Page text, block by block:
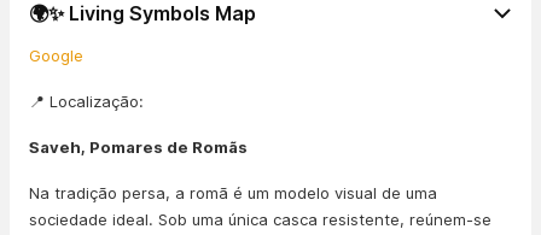
🌍✨ Living Symbols Map
Google
📍 Localização:
Saveh, Pomares de Romãs
Na tradição persa, a romã é um modelo visual de uma
sociedade ideal. Sob uma única casca resistente, reúnem-se